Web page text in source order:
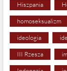
Hiszpania
homoseksualizm
ideologia
III Rzesza